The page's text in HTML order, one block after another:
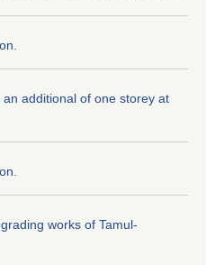
additional of one storey at
works of Tamul-